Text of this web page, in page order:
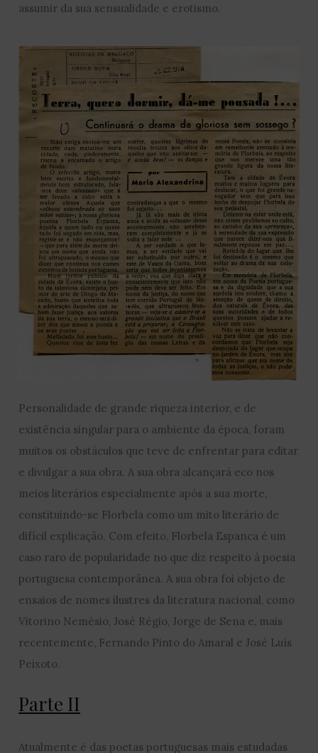
assumir da sua sensualidade e erotismo.
Personalidade de grande riqueza interior, e de
existência singular para o ambiente da época, foram
muitos os obstáculos que teve de enfrentar para editar
e divulgar a sua obra. A sua obra alcançará eco nos
meios literários especialmente após a sua morte,
constituindo-se Florbela como um mito literário de
difícil explicação. Com efeito, Florbela Espanca é um
caso raro de popularidade no que diz respeito à poesia
portuguesa contemporânea. A sua obra foi objeto de
ensaios de nomes ilustres da literatura nacional, como
Vitorino Nemésio, José Régio, Jorge de Sena e, mais
recentemente, Fernando Pinto do Amaral e José Luís
Peixoto.
Parte II
Atualmente é das poetas portuguesas mais estudadas